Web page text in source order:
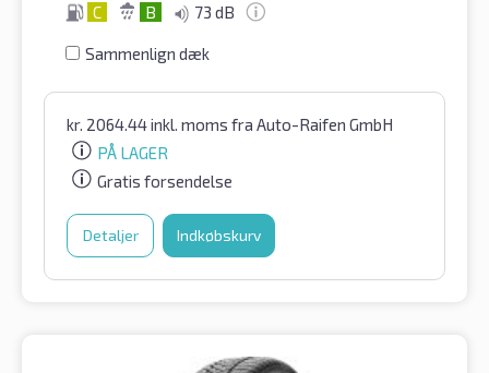
C B 73 dB
Sammenlign dæk
kr. 2064.44inkl. moms fra Auto-Raifen GmbH
PÅ LAGER
Gratis forsendelse
Detaljer Indkøbskurv